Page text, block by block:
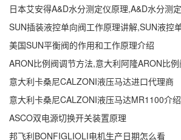
美国SUN平衡阀的作用和工作原理介绍
意大利卡桑尼CALZONI液压马达进口代理商
意大利卡桑尼CALZONI液压马达MR1100介绍
ASCO双电源切换开关装置原理
邦飞利BONFIGLIOLI电机生产日期怎么看